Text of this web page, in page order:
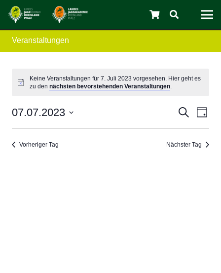
Veranstaltungen
Keine Veranstaltungen für 7. Juli 2023 vorgesehen. Hier geht es
zu dennächsten bevorstehenden Veranstaltungen.
Suche
und
Suche
Tag
07.07.2023
Datum
wählen.
Vorheriger Tag Nächster Tag